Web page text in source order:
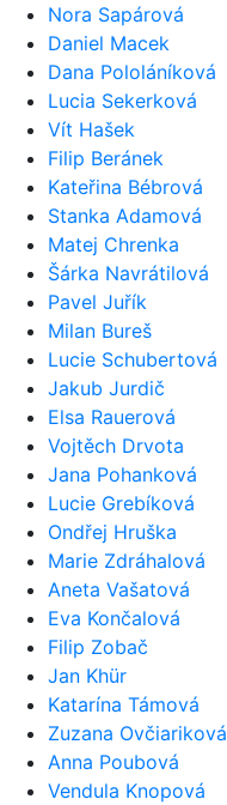
Nora Sapárová
Daniel Macek
Dana Pololáníková
Lucia Sekerková
Vít Hašek
Filip Beránek
Kateřina Bébrová
Stanka Adamová
Matej Chrenka
Šárka Navrátilová
Pavel Juřík
Milan Bureš
Lucie Schubertová
Jakub Jurdič
Elsa Rauerová
Vojtěch Drvota
Jana Pohanková
Lucie Grebíková
Ondřej Hruška
Marie Zdráhalová
Aneta Vašatová
Eva Končalová
Filip Zobač
Jan Khür
Katarína Támová
Zuzana Ovčiariková
Anna Poubová
Vendula Knopová